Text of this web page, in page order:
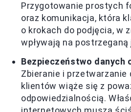
Przygotowanie prostych
oraz komunikacja, która
o krokach do podjęcia, w
wpływają na postrzeganą
Bezpieczeństwo danych
Zbieranie i przetwarzanie
klientów wiąże się z
odpowiedzialnością.